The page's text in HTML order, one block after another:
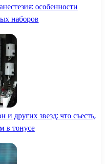
особенности
наборов
других звезд: что съесть,
в тонусе